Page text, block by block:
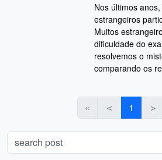
Nos últimos
estrangeiros
Muitos
dificuldade do
resolvemos o
comparando os
« ＜ 1 ＞